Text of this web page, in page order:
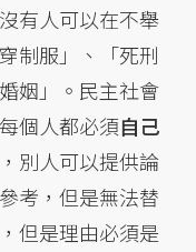
有人可以在不舉
制服」、「死刑
姻」。民主社會
個人都必須自己
別人可以提供論
考，但是無法替
但是理由必須是